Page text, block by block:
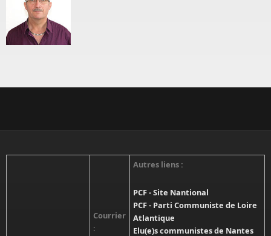
Courrier
:
Autres liens :
PCF - Site Nantional
PCF - Parti Communiste de Loire
Atlantique
Elu(e)s communistes de Nantes